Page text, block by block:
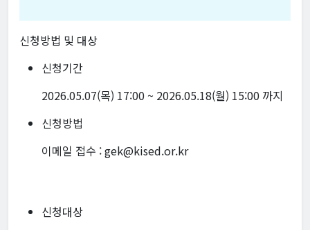
신청방법 및 대상
신청기간
2026.05.07(목) 17:00 ~ 2026.05.18(월) 15:00 까지
신청방법
이메일 접수 : gek@kised.or.kr
신청대상